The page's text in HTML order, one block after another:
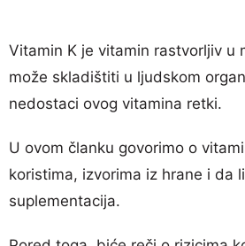
Vitamin K je vitamin rastvorljiv u
može skladištiti u ljudskom
nedostaci ovog vitamina retki.
U ovom članku govorimo o
koristima, izvorima iz hrane i da
suplementacija.